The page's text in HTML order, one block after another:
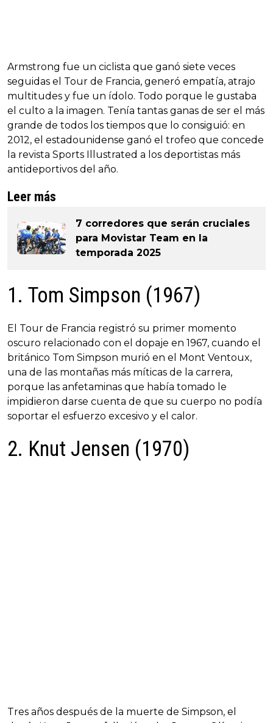
Armstrong fue un ciclista que ganó siete veces
seguidas el Tour de Francia, generó empatía, atrajo
multitudes y fue un ídolo. Todo porque le gustaba
el culto a la imagen. Tenía tantas ganas de ser el más
grande de todos los tiempos que lo consiguió: en
2012, el estadounidense ganó el trofeo que concede
la revista Sports Illustrated a los deportistas más
antideportivos del año.
Leer más
7 corredores que serán cruciales
para Movistar Team en la
temporada 2025
1. Tom Simpson (1967)
El Tour de Francia registró su primer momento
oscuro relacionado con el dopaje en 1967, cuando el
británico Tom Simpson murió en el Mont Ventoux,
una de las montañas más míticas de la carrera,
porque las anfetaminas que había tomado le
impidieron darse cuenta de que su cuerpo no podía
soportar el esfuerzo excesivo y el calor.
2. Knut Jensen (1970)
Tres años después de la muerte de Simpson, el